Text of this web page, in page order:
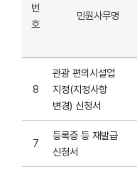
번
호
민원사무명
8
관광 편의시설업
지정(지정사항
변경) 신청서
7
등록증 등 재발급
신청서